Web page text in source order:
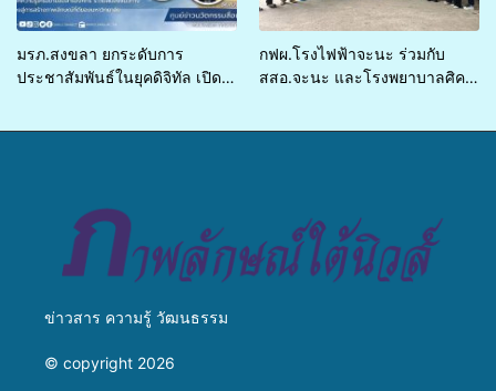
มรภ.สงขลา ยกระดับการ
ประชาสัมพันธ์ในยุคดิจิทัล เปิด
กฟผ.โรงไฟฟ้าจะนะ ร่วมกับ
สสอ.จะนะ และโรงพยาบาลศิคริ
ข่าวสาร ความรู้ วัฒนธรรม
© copyright 2026